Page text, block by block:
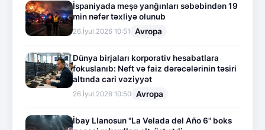
İspaniyada meşə yanğınları səbəbindən 19
min nəfər təxliyə olunub
26.İyul.2026 10:51 Avropa
Dünya birjaları korporativ hesabatlara
fokuslanıb: Neft və faiz dərəcələrinin təsiri
altında cari vəziyyət
26.İyul.2026 10:50 Avropa
İbay Llanosun "La Velada del Año 6" boks